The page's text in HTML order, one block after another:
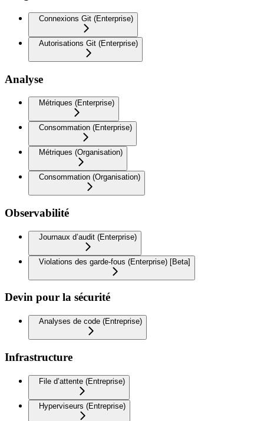
Connexions Git (Enterprise)
Autorisations Git (Enterprise)
Analyse
Métriques (Enterprise)
Consommation (Enterprise)
Métriques (Organisation)
Consommation (Organisation)
Observabilité
Journaux d’audit (Enterprise)
Violations des garde-fous (Enterprise) [Beta]
Devin pour la sécurité
Analyses de code (Entreprise)
Infrastructure
File d’attente (Entreprise)
Hyperviseurs (Entreprise)